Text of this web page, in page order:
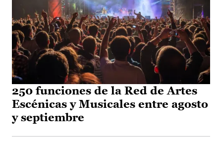
250 funciones de la Red de Artes
Escénicas y Musicales entre agosto
y septiembre